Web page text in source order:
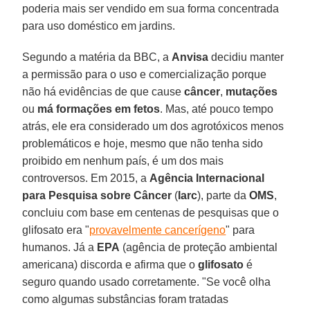
poderia mais ser vendido em sua forma concentrada
para uso doméstico em jardins.
Segundo a matéria da BBC, a Anvisa decidiu manter
a permissão para o uso e comercialização porque
não há evidências de que causecâncer, mutações
ou má formações em fetos. Mas, até pouco tempo
atrás, ele era considerado um dos agrotóxicos menos
problemáticos e hoje, mesmo que não tenha sido
proibido em nenhum país, é um dos mais
controversos. Em 2015, a Agência Internacional
para Pesquisa sobre Câncer ( Iarc), parte daOMS,
concluiu com base em centenas de pesquisas que o
glifosato era "provavelmente cancerígeno" para
humanos. Já a EPA (agência de proteção ambiental
americana) discorda e afirma que oglifosato é
seguro quando usado corretamente. "Se você olha
como algumas substâncias foram tratadas